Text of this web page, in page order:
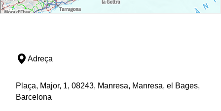
Adreça
Plaça, Major, 1, 08243, Manresa, Manresa, el Bages,
Barcelona